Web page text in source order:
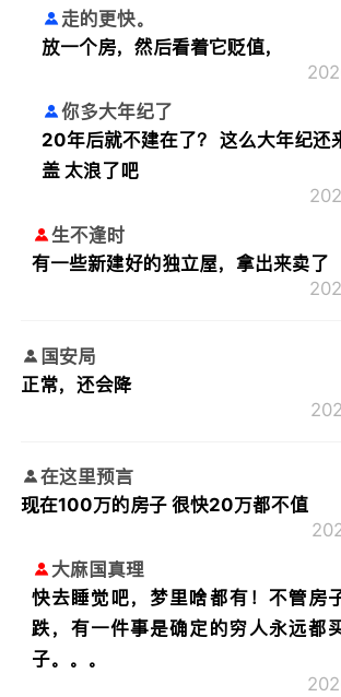
走的更快。
放一个房，然后看着它贬值，
你多大年纪了
20年后就不建在了？ 这么大年纪还
盖 太浪了吧
生不逢时
有一些新建好的独立屋，拿出来卖了
国安局
正常，还会降
在这里预言
现在100万的房子 很快20万都不值
大麻国真理
快去睡觉吧，梦里啥都有！不管房
跌，有一件事是确定的穷人永远都
子。。。